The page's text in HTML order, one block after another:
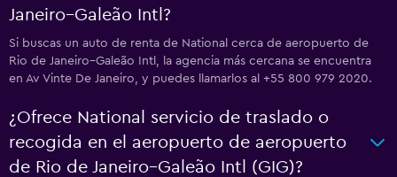
Janeiro–Galeão Intl?
Si buscas un auto de renta de National cerca de aeropuerto de
Rio de Janeiro–Galeão Intl, la agencia más cercana se encuentra
en Av Vinte De Janeiro, y puedes llamarlos al +55 800 979 2020.
¿Ofrece National servicio de traslado o
recogida en el aeropuerto de aeropuerto
de Rio de Janeiro–Galeão Intl (GIG)?